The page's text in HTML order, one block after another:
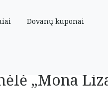
Dovanų kuponai
„Mona